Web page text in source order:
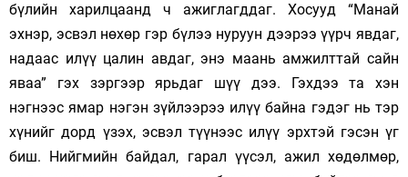
бүлийн харилцаанд ч ажиглагддаг. Хосууд “Манай
эхнэр, эсвэл нөхөр гэр бүлээ нуруун дээрээ үүрч явдаг,
надаас илүү цалин авдаг, энэ маань амжилттай сайн
яваа” гэх зэргээр ярьдаг шүү дээ. Гэхдээ та хэн
нэгнээс ямар нэгэн зүйлээрээ илүү байна гэдэг нь тэр
хүнийг дорд үзэх, эсвэл түүнээс илүү эрхтэй гэсэн үг
биш. Нийгмийн байдал, гарал үүсэл, ажил хөдөлмөр,